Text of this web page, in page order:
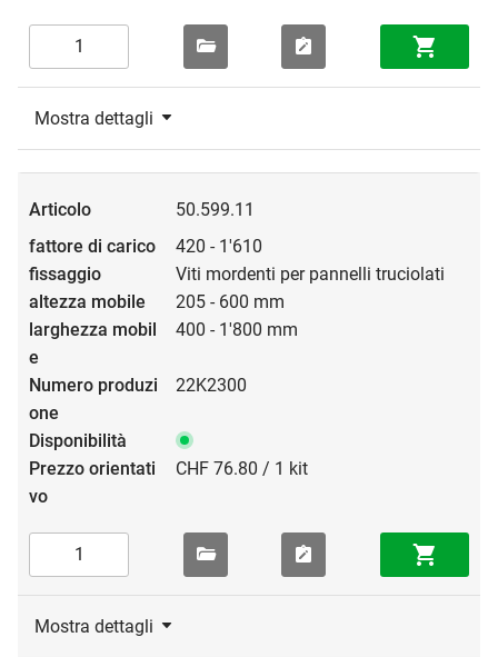
Mostra dettagli
50.599.11
420 - 1'610
Viti mordenti per pannelli truciolati
205 - 600 mm
400 - 1'800 mm
22K2300
CHF 76.80 / 1 kit
Mostra dettagli